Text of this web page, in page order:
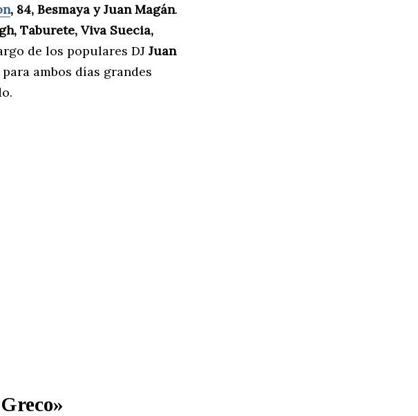
, 84, Besmaya y Juan Magán.
Taburete, Viva Suecia,
de los populares DJ Juan
ambos días grandes